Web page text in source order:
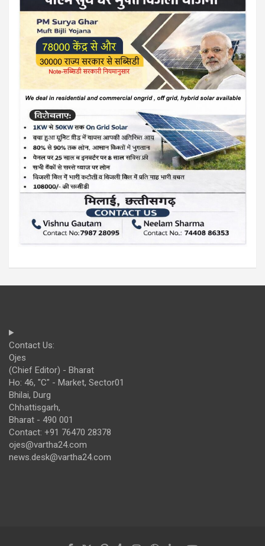
Contact Us:
Ojes
(Chief Editor) - Bharat
Ho: 46, "C" - Market, Sector01
Bhilai, Durg
Chhattisgarh,
Bharat - 490 001
Contact: +91 76470 28378
ojes@vartha24.com
news.desk@vartha24.com